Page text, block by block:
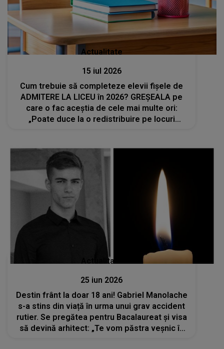
Actualitate
15 iul 2026
Cum trebuie să completeze elevii fișele de
ADMITERE LA LICEU în 2026? GREȘEALA pe
care o fac aceștia de cele mai multe ori:
„Poate duce la o redistribuire pe locuri
Actualitate
25 iun 2026
Destin frânt la doar 18 ani! Gabriel Manolache
s-a stins din viață în urma unui grav accident
rutier. Se pregătea pentru Bacalaureat și visa
să devină arhitect: „Te vom păstra veșnic în